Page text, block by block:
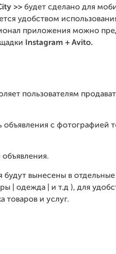
>> будет сделано для
удобством
приложения можно
Instagram + Avito.
пользователям
объявления с фотографией
будут вынесены в
| одежда | и т.д ), для
товаров и услуг.